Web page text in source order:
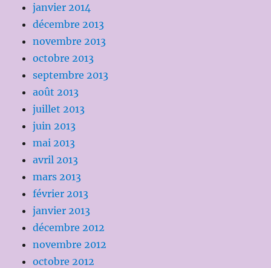
janvier 2014
décembre 2013
novembre 2013
octobre 2013
septembre 2013
août 2013
juillet 2013
juin 2013
mai 2013
avril 2013
mars 2013
février 2013
janvier 2013
décembre 2012
novembre 2012
octobre 2012